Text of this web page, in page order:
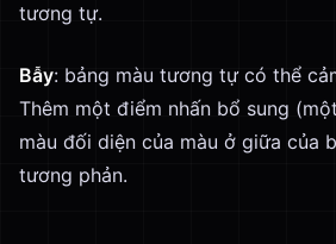
tương tự.
Bẫy: bảng màu tương tự có thể
Thêm một điểm nhấn bổ sung
màu đối diện của màu ở giữa của
tương phản.